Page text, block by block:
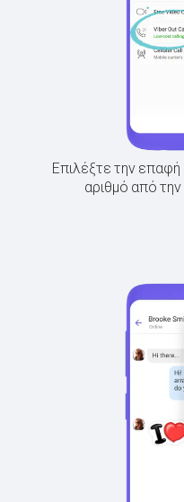
Επιλέξτε την
αριθμό από